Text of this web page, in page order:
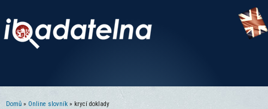
Domů » Online slovník » krycí doklady